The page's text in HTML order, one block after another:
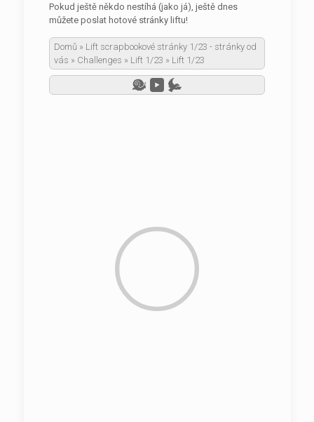
Pokud ještě někdo nestíhá (jako já), ještě dnes
můžete poslat hotové stránky liftu!
Domů » Lift scrapbookové stránky 1/23 - stránky od
vás » Challenges » Lift 1/23 » Lift 1/23